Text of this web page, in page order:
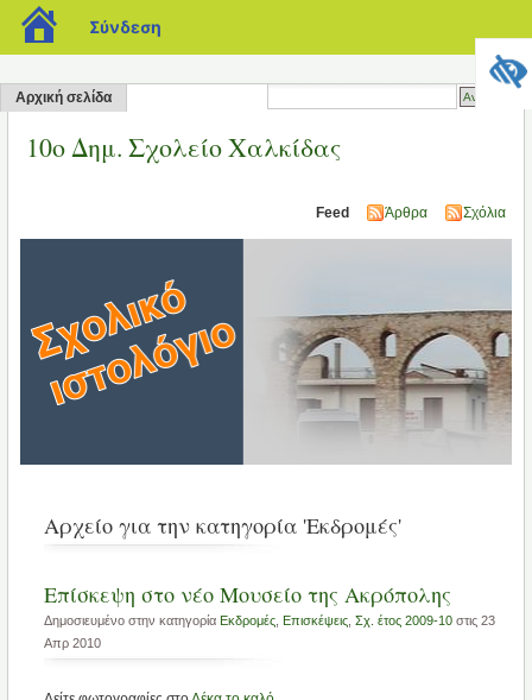
Αρχική σελίδα
10ο Δημ. Σχολείο Χαλκίδας
Feed Άρθρα Σχόλια
Αρχείο για την κατηγορία 'Εκδρομές'
Επίσκεψη στο νέο Μουσείο της Ακρόπολης
Δημοσιευμένο στην κατηγορία Εκδρομές, Επισκέψεις, Σχ. έτος 2009-10στις 23
Απρ 2010
blogs.sch.gr
Σύνδεση